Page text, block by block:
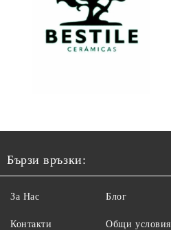
Бързи връзки:
За Нас
Контакти
Блог
Общи условия